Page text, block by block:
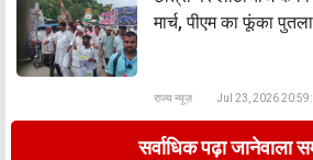
मार्च, पीएम का फूंका पुतला
राज्य न्यूज़ Jul 23, 2026
सर्वाधिक पढ़ा जानेवाला